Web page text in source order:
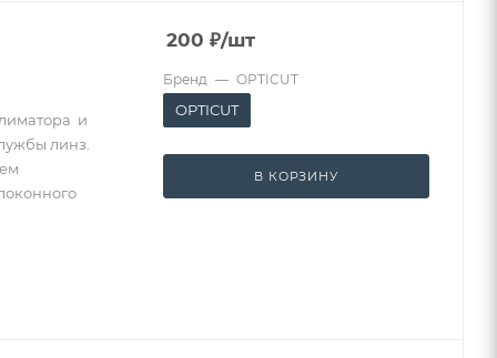
и
линз.
200 ₽/шт
Бренд — OPTICUT
OPTICUT
В КОРЗИНУ